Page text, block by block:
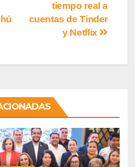
tiempo real a
cuentas de Tinder
y Netflix